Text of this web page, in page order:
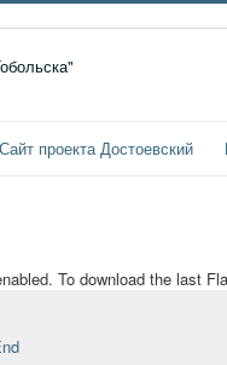
Сайт проекта Достоевский
To download the last